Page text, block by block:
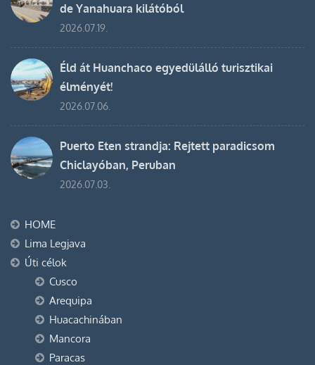
de Yanahuara kilátóból
2026.07.19.
Éld át Huanchaco egyedülálló turisztikai
élményét!
2026.07.06.
Puerto Eten strandja: Rejtett paradicsom
Chiclayóban, Peruban
2026.07.03.
HOME
Lima Legjava
Úti célok
Cusco
Arequipa
Huacachinában
Mancora
Paracas